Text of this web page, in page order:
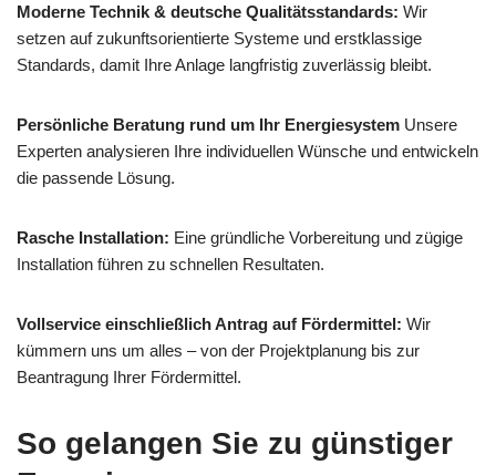
Moderne Technik & deutsche Qualitätsstandards: Wir
setzen auf zukunftsorientierte Systeme und erstklassige
Standards, damit Ihre Anlage langfristig zuverlässig bleibt.
Persönliche Beratung rund um Ihr Energiesystem Unsere
Experten analysieren Ihre individuellen Wünsche und entwickeln
die passende Lösung.
Rasche Installation: Eine gründliche Vorbereitung und zügige
Installation führen zu schnellen Resultaten.
Vollservice einschließlich Antrag auf Fördermittel: Wir
kümmern uns um alles – von der Projektplanung bis zur
Beantragung Ihrer Fördermittel.
So gelangen Sie zu günstiger